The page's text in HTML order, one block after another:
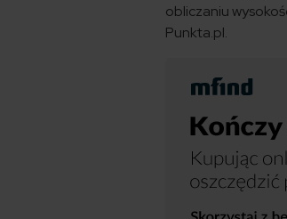
obliczaniu
Punkta.pl.